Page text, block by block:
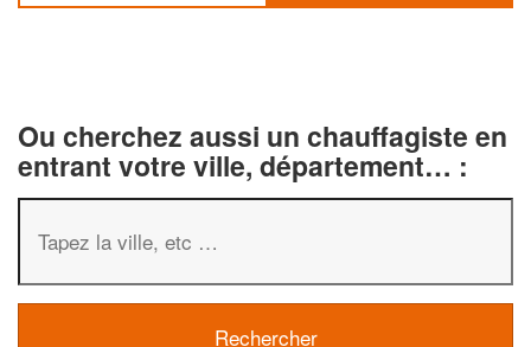
Ou cherchez aussi un chauffagiste en
entrant votre ville, département… :